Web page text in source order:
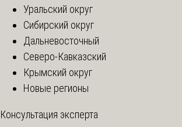
Уральский округ
Сибирский округ
Дальневосточный
Северо-Кавказский
Крымский округ
Новые регионы
Консультация эксперта